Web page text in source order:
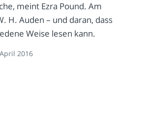
meint Ezra Pound. Am
H. Auden – und daran, dass
Weise lesen kann.
2016